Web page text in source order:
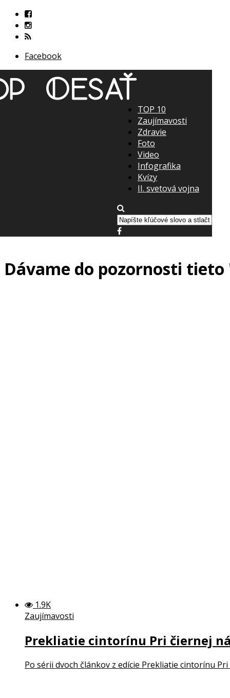
Facebook
TOP 10
Zaujímavosti
Zdravie
Foto
Video
Infografika
Kvízy
II. svetová vojna
Dávame do pozornosti
1.9K
Zaujímavosti
Prekliatie cintorínu Pri čiernej
Po sérii dvoch článkov z edície Prekliatie cintorínu